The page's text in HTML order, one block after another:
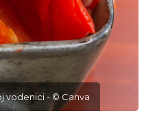
vodenici - © Canva